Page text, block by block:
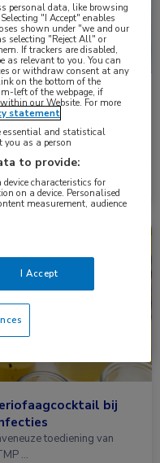
met
miljoen euro voor de
Lees meer →
bij
toediening van
…
personal data, like browsing
"I Accept" enables
shown under "we and our
selecting "Reject All" or
If trackers are disabled,
as relevant to you. You can
or withdraw consent at any
on the bottom of the
left of the webpage, if
our Website. For more
statement
essential and statistical
you as a person
to provide:
characteristics for
on a device. Personalised
measurement, audience
I Accept